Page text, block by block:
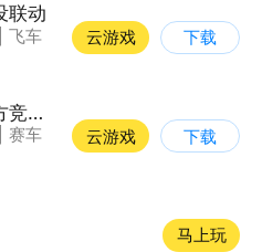
联动
飞车
云游戏 下载
跑跑卡丁车官方竞速版
赛车
云游戏 下载
马上玩